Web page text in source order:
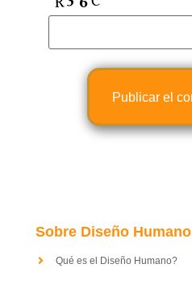
Sobre Diseño Humano
Qué es el Diseño Humano?